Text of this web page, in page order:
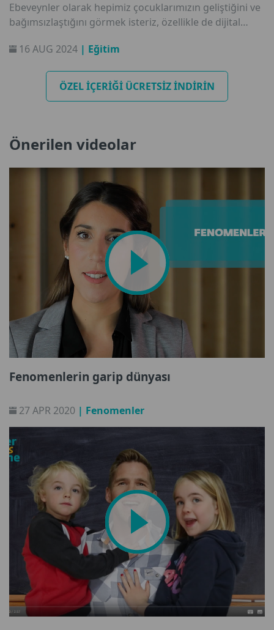
Ebeveynler olarak hepimiz çocuklarımızın geliştiğini ve
bağımsızlaştığını görmek isteriz, özellikle de dijital
güveni teşvik ederken kendimizi genellikle onların
Çocuklarımızın keşfetme özgürlüğü ile onları olası
zararlardan koruma ihtiyacını dengelemek oldukça
16 AUG 2024 | Eğitim
ÖZEL IÇERIĞI ÜCRETSIZ INDIRIN
Önerilen videolar
Fenomenlerin garip dünyası
27 APR 2020 | Fenomenler